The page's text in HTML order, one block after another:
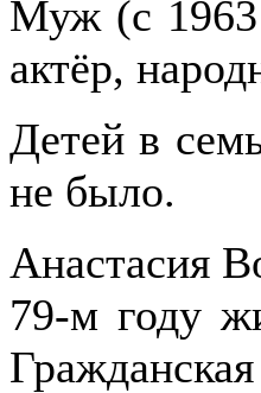
Муж (с 1963
актёр,
Детей в
не было.
Анастасия
79-м году